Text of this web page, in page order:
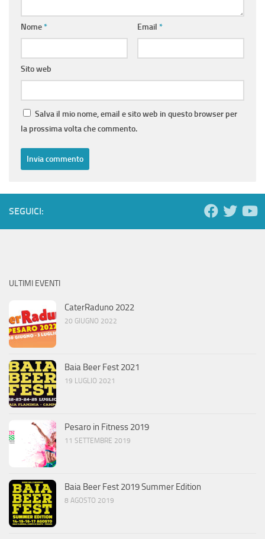
Nome* Email *
Sito web
Salva il mio nome, email e sito web in questo browser per
la prossima volta che commento.
SEGUICI:
ULTIMI EVENTI
CaterRaduno 2022
20 GIUGNO 2022
Baia Beer Fest 2021
19 LUGLIO 2021
Pesaro in Fitness 2019
11 SETTEMBRE 2019
Baia Beer Fest 2019 Summer Edition
8 AGOSTO 2019